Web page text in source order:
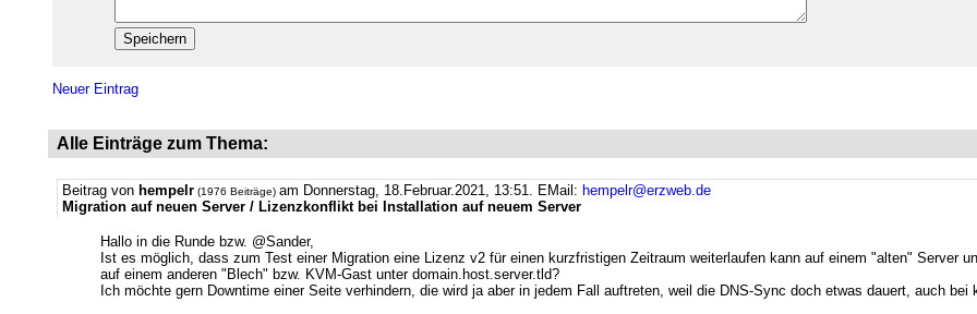
Neuer Eintrag
Alle Einträge zum Thema:
Beitrag von hempelr (1976 Beiträge) am Donnerstag, 18.Februar.2021, 13:51. EMail: hempelr@erzweb.de
Migration auf neuen Server / Lizenzkonflikt bei Installation auf neuem Server
Hallo in die Runde bzw. @Sander,
Ist es möglich, dass zum Test einer Migration eine Lizenz v2 für einen kurzfristigen Zeitraum weiterlaufen kann auf einem "alten" Server
auf einem anderen "Blech" bzw. KVM-Gast unter domain.host.server.tld?
Ich möchte gern Downtime einer Seite verhindern, die wird ja aber in jedem Fall auftreten, weil die DNS-Sync doch etwas dauert, auch bei